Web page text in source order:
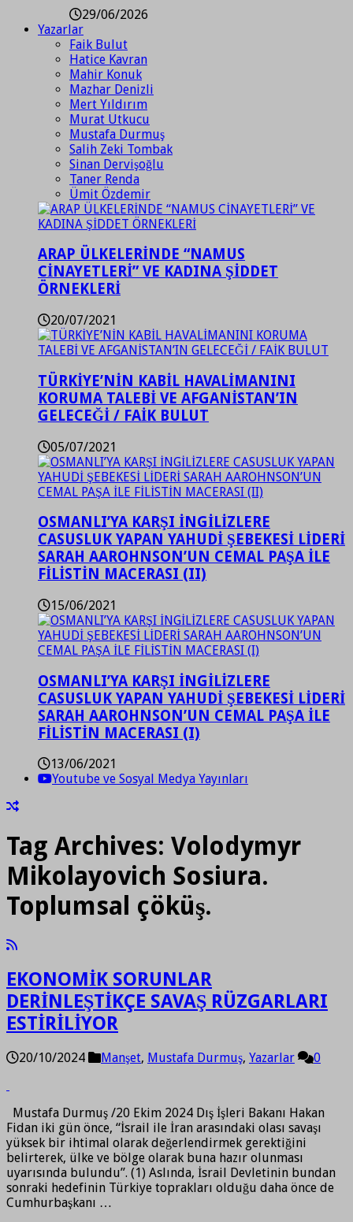
29/06/2026
Yazarlar
Faik Bulut
Hatice Kavran
Mahir Konuk
Mazhar Denizli
Mert Yıldırım
Murat Utkucu
Mustafa Durmuş
Salih Zeki Tombak
Sinan Dervişoğlu
Taner Renda
Ümit Özdemir
ARAP ÜLKELERİNDE “NAMUS
CİNAYETLERİ” VE KADINA ŞİDDET
ÖRNEKLERİ
20/07/2021
TÜRKİYE’NİN KABİL HAVALİMANINI
KORUMA TALEBİ VE AFGANİSTAN’IN
GELECEĞİ / FAİK BULUT
05/07/2021
OSMANLI’YA KARŞI İNGİLİZLERE
CASUSLUK YAPAN YAHUDİ ŞEBEKESİ LİDERİ
SARAH AAROHNSON’UN CEMAL PAŞA İLE
FİLİSTİN MACERASI (II)
15/06/2021
OSMANLI’YA KARŞI İNGİLİZLERE
CASUSLUK YAPAN YAHUDİ ŞEBEKESİ LİDERİ
SARAH AAROHNSON’UN CEMAL PAŞA İLE
FİLİSTİN MACERASI (I)
13/06/2021
Youtube ve Sosyal Medya Yayınları
Tag Archives: Volodymyr
Mikolayovich Sosiura.
Toplumsal çöküş.
EKONOMİK SORUNLAR
DERİNLEŞTİKÇE SAVAŞ RÜZGARLARI
ESTİRİLİYOR
20/10/2024 Manşet, Mustafa Durmuş, Yazarlar 0
Mustafa Durmuş /20 Ekim 2024 Dış İşleri Bakanı Hakan
Fidan iki gün önce, “İsrail ile İran arasındaki olası savaşı
yüksek bir ihtimal olarak değerlendirmek gerektiğini
belirterek, ülke ve bölge olarak buna hazır olunması
uyarısında bulundu”. (1) Aslında, İsrail Devletinin bundan
sonraki hedefinin Türkiye toprakları olduğu daha önce de
Cumhurbaşkanı …